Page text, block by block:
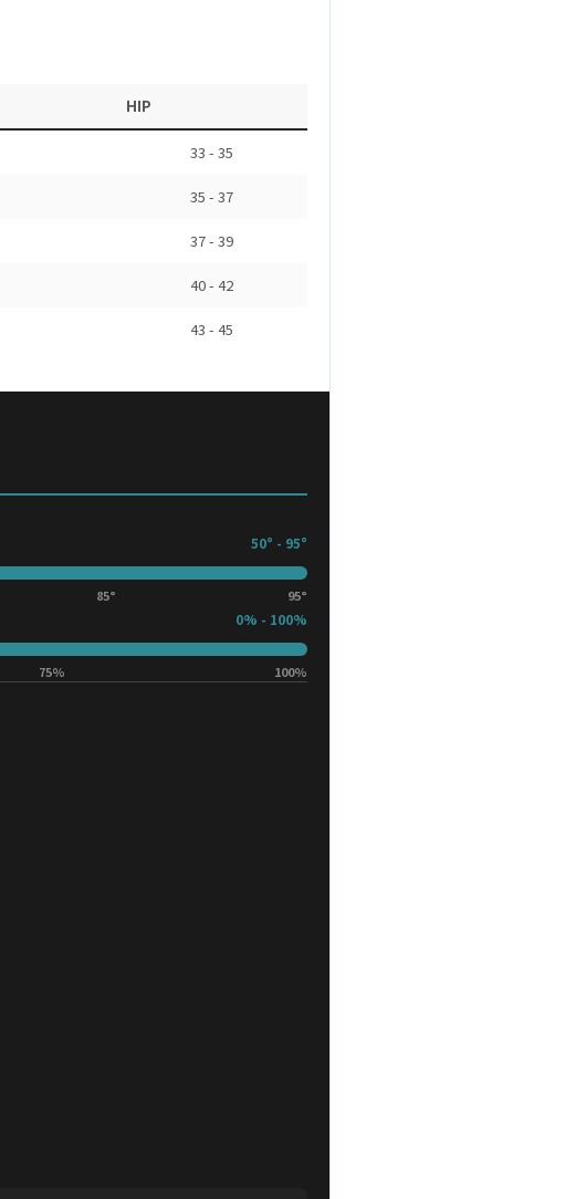
HIP
33 - 35
35 - 37
37 - 39
40 - 42
43 - 45
50° - 95°
85° 95°
0% - 100%
75% 100%